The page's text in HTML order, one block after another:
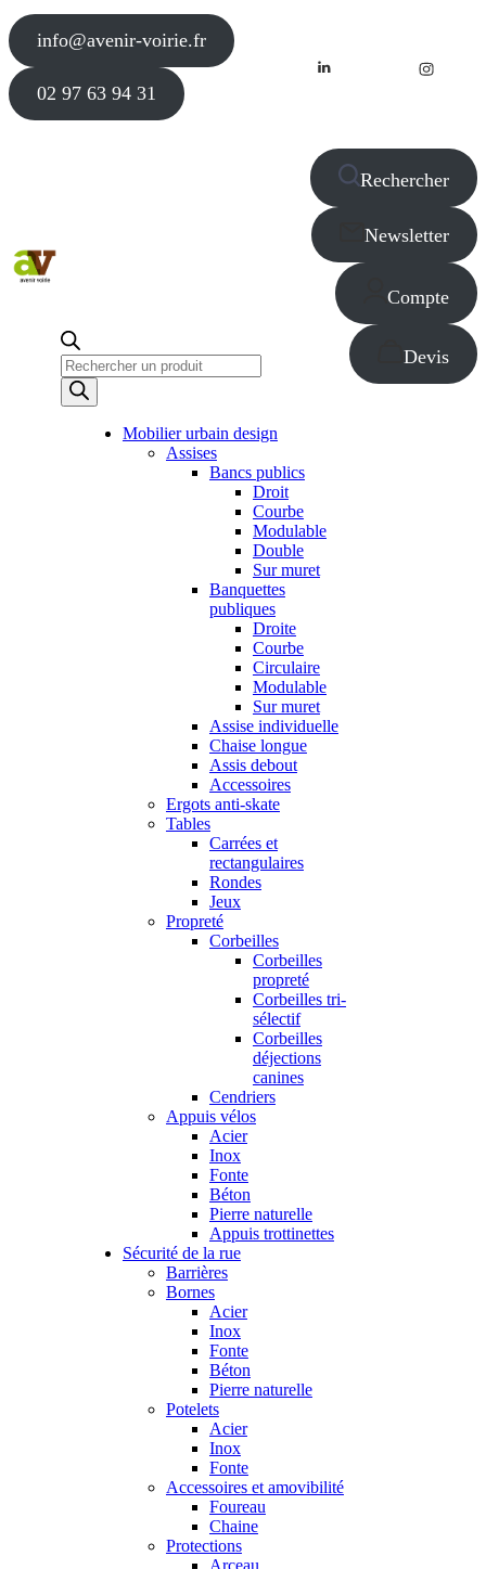
info@avenir-voirie.fr
02 97 63 94 31
Recherche
de
produits
Rechercher
Newsletter
Compte
Devis
Mobilier urbain design
Assises
Bancs publics
Droit
Courbe
Modulable
Double
Sur muret
Banquettes
publiques
Droite
Courbe
Circulaire
Modulable
Sur muret
Assise individuelle
Chaise longue
Assis debout
Accessoires
Ergots anti-skate
Tables
Carrées et
rectangulaires
Rondes
Jeux
Propreté
Corbeilles
Corbeilles
propreté
Corbeilles tri-
sélectif
Corbeilles
déjections
canines
Cendriers
Appuis vélos
Acier
Inox
Fonte
Béton
Pierre naturelle
Appuis trottinettes
Sécurité de la rue
Barrières
Bornes
Acier
Inox
Fonte
Béton
Pierre naturelle
Potelets
Acier
Inox
Fonte
Accessoires et amovibilité
Foureau
Chaine
Protections
Arceau